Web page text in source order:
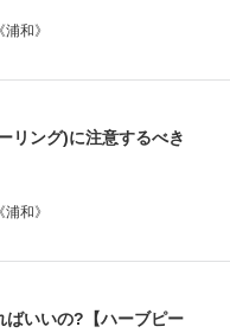
和》
リング)に注意するべき
和》
ばいいの?【ハーブピー